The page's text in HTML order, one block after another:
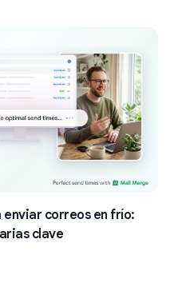
enviar correos en frío:
clave